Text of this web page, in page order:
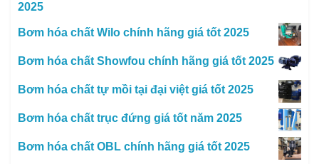
2025
Bơm hóa chất Wilo chính hãng giá tốt 2025
Bơm hóa chất Showfou chính hãng giá tốt 2025
Bơm hóa chất tự mồi tại đại việt giá tốt 2025
Bơm hóa chất trục đứng giá tốt năm 2025
Bơm hóa chất OBL chính hãng giá tốt 2025